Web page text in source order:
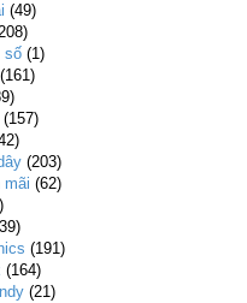
(49)
số (1)
(161)
(157)
(203)
mãi (62)
(191)
(164)
(21)